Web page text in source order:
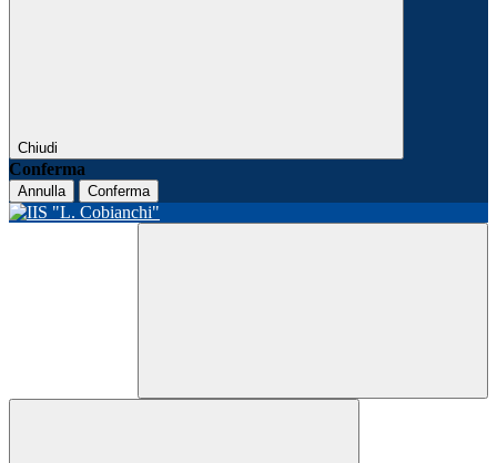
Chiudi
Conferma
Annulla Conferma